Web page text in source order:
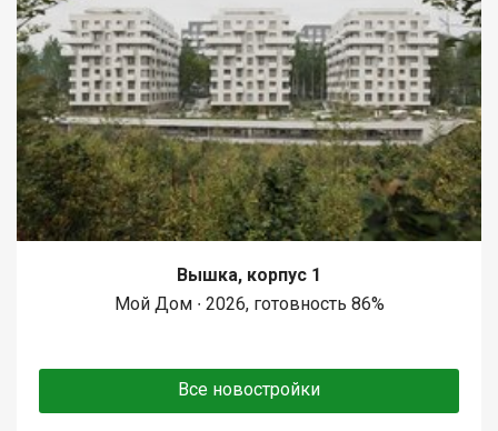
Вышка, корпус 1
Мой Дом ∙ 2026, готовность 86%
Все новостройки